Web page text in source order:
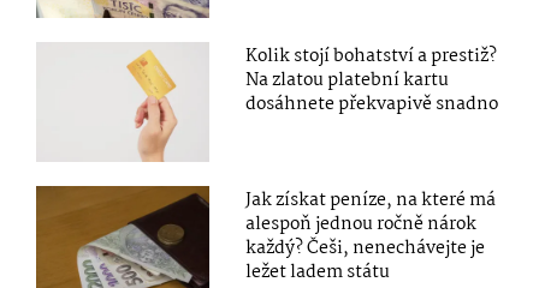
Kolik stojí bohatství a prestiž?
Na zlatou platební kartu
dosáhnete překvapivě snadno
Jak získat peníze, na které má
alespoň jednou ročně nárok
každý? Češi, nenechávejte je
ležet ladem státu